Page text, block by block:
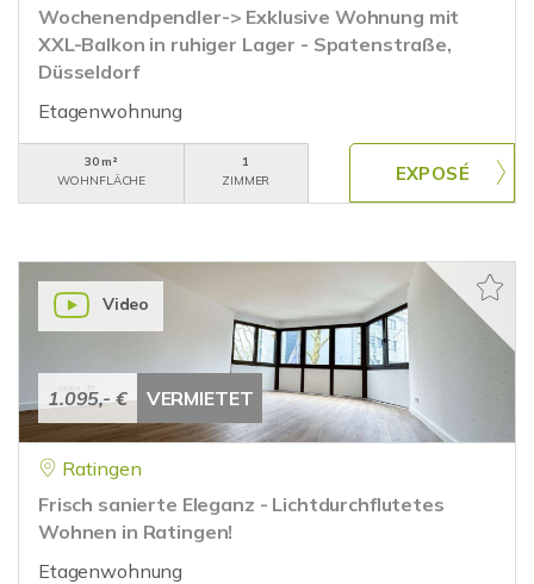
Wochenendpendler-> Exklusive Wohnung mit
XXL-Balkon in ruhiger Lager - Spatenstraße,
Düsseldorf
Etagenwohnung
30 m²
WOHNFLÄCHE
1
ZIMMER
1.095,- € VERMIETET
Video
Ratingen
Frisch sanierte Eleganz - Lichtdurchflutetes
Wohnen in Ratingen!
Etagenwohnung